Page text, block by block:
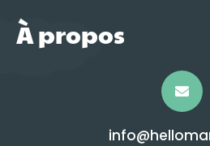
À propos